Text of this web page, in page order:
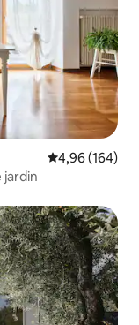
Évaluation
4,96 (164)
jardin